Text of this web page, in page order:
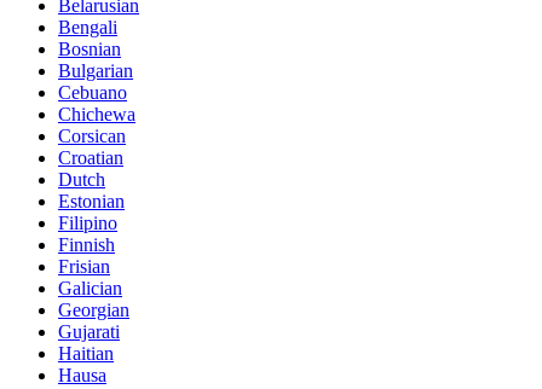
Belarusian
Bengali
Bosnian
Bulgarian
Cebuano
Chichewa
Corsican
Croatian
Dutch
Estonian
Filipino
Finnish
Frisian
Galician
Georgian
Gujarati
Haitian
Hausa